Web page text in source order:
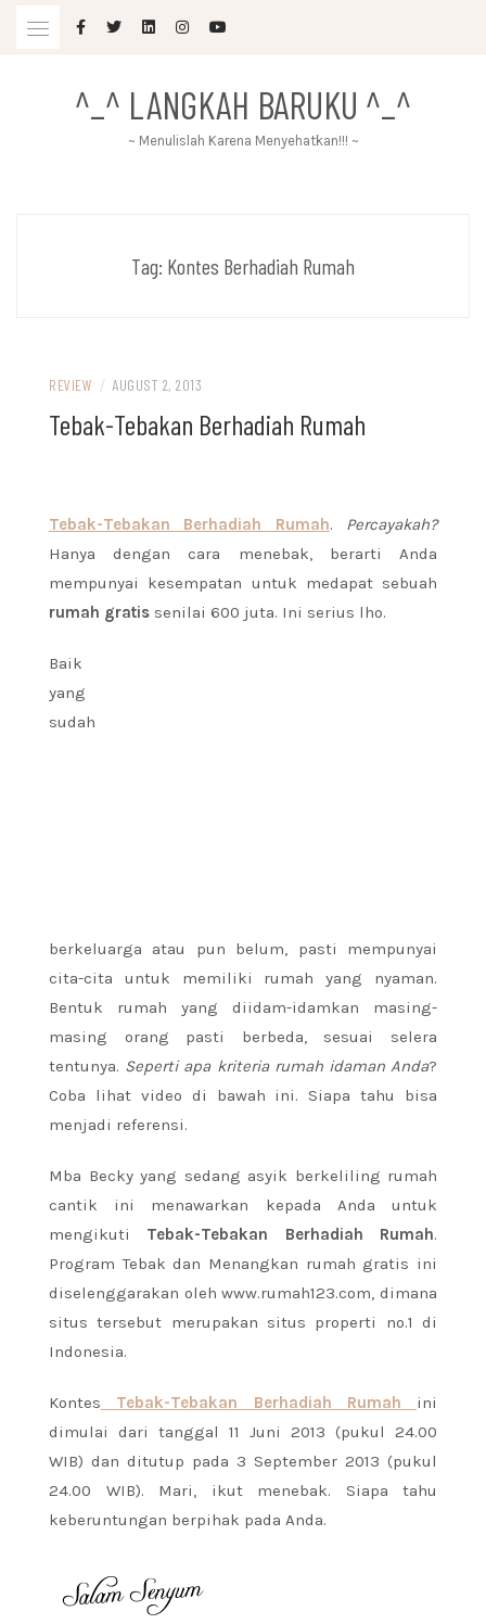
^_^ LANGKAH BARUKU ^_^
~ Menulislah Karena Menyehatkan!!! ~
Tag: Kontes Berhadiah Rumah
REVIEW / AUGUST 2, 2013
Tebak-Tebakan Berhadiah Rumah
Tebak-Tebakan Berhadiah Rumah. Percayakah?
Hanya dengan cara menebak, berarti Anda
mempunyai kesempatan untuk medapat sebuah
rumah gratis senilai 600 juta. Ini serius lho.
Baik
yang
sudah
berkeluarga atau pun belum, pasti mempunyai
cita-cita untuk memiliki rumah yang nyaman.
Bentuk rumah yang diidam-idamkan masing-
masing orang pasti berbeda, sesuai selera
tentunya. Seperti apa kriteria rumah idaman Anda?
Coba lihat video di bawah ini. Siapa tahu bisa
menjadi referensi.
Mba Becky yang sedang asyik berkeliling rumah
cantik ini menawarkan kepada Anda untuk
mengikuti Tebak-Tebakan Berhadiah Rumah.
Program Tebak dan Menangkan rumah gratis ini
diselenggarakan oleh www.rumah123.com, dimana
situs tersebut merupakan situs properti no.1 di
Indonesia.
Kontes Tebak-Tebakan Berhadiah Rumah ini
dimulai dari tanggal 11 Juni 2013 (pukul 24.00
WIB) dan ditutup pada 3 September 2013 (pukul
24.00 WIB). Mari, ikut menebak. Siapa tahu
keberuntungan berpihak pada Anda.